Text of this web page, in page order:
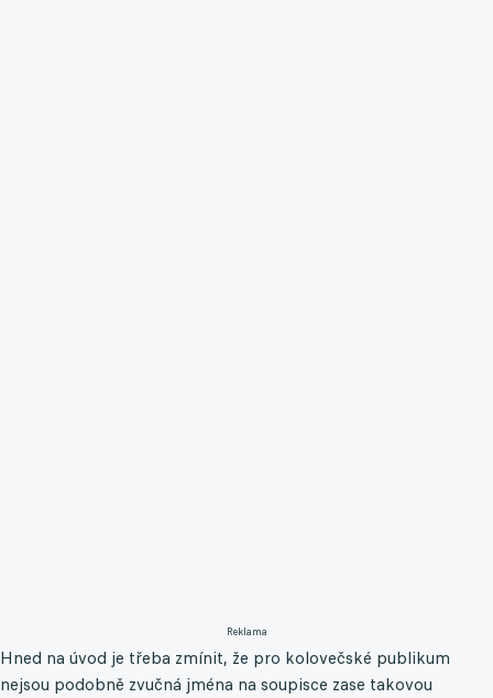
Reklama
Hned na úvod je třeba zmínit, že pro kolovečské publikum
nejsou podobně zvučná jména na soupisce zase takovou